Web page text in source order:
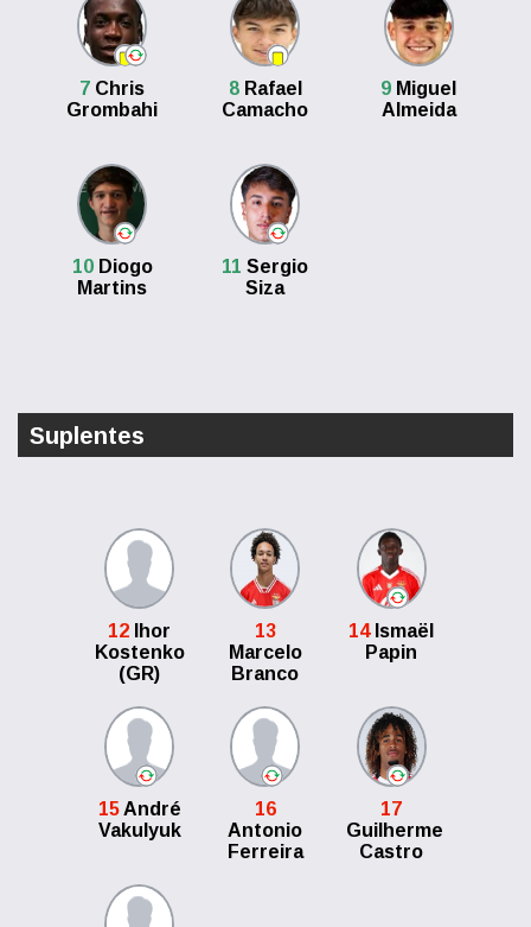
7 Chris
Grombahi
8Rafael
Camacho
9 Miguel
Almeida
10Diogo
Martins
11 Sergio
Siza
Suplentes
12 Ihor
Kostenko
(GR)
13
Marcelo
Branco
14Ismaël
Papin
15André
Vakulyuk
16
Antonio
Ferreira
17
Guilherme
Castro